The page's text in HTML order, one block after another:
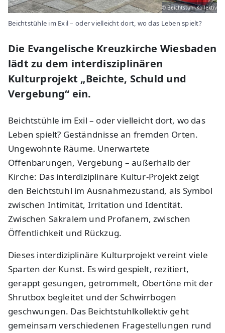
© Beichtstuhl-Kollektiv
Beichtstühle im Exil – oder vielleicht dort, wo das Leben spielt?
Die Evangelische Kreuzkirche Wiesbaden
lädt zu dem interdisziplinären
Kulturprojekt „Beichte, Schuld und
Vergebung“ ein.
Beichtstühle im Exil – oder vielleicht dort, wo das
Leben spielt? Geständnisse an fremden Orten.
Ungewohnte Räume. Unerwartete
Offenbarungen, Vergebung – außerhalb der
Kirche: Das interdiziplinäre Kultur-Projekt zeigt
den Beichtstuhl im Ausnahmezustand, als Symbol
zwischen Intimität, Irritation und Identität.
Zwischen Sakralem und Profanem, zwischen
Öffentlichkeit und Rückzug.
Dieses interdiziplinäre Kulturprojekt vereint viele
Sparten der Kunst. Es wird gespielt, rezitiert,
gerappt gesungen, getrommelt, Obertöne mit der
Shrutbox begleitet und der Schwirrbogen
geschwungen. Das Beichtstuhlkollektiv geht
gemeinsam verschiedenen Fragestellungen rund